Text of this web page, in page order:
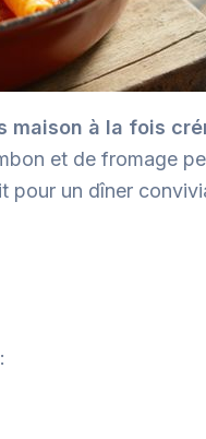
maison à la fois
et de fromage
un dîner